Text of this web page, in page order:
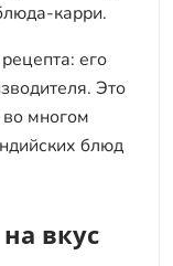
карри.
его
Это
многом
блюд
вкус